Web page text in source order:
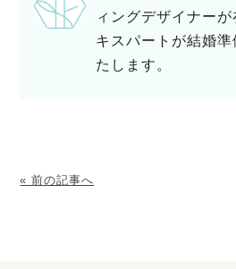
ィングデザイナー
キスパートが結婚
たします。
« 前の記事へ